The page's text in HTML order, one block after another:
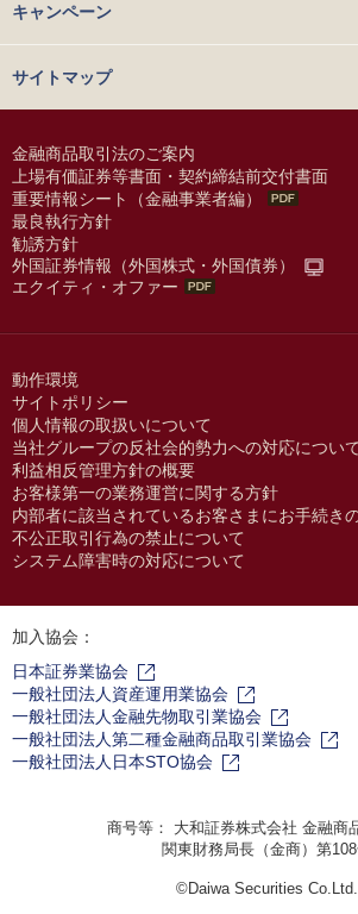
キャンペーン
サイトマップ
金融商品取引法のご案内
上場有価証券等書面・契約締結前交付書面
重要情報シート（金融事業者編）
最良執行方針
勧誘方針
外国証券情報（外国株式・外国債券）
エクイティ・オファー
動作環境
サイトポリシー
個人情報の取扱いについて
当社グループの反社会的勢力への対応につい
利益相反管理方針の概要
お客様第一の業務運営に関する方針
内部者に該当されているお客さまにお手続き
不公正取引行為の禁止について
システム障害時の対応について
加入協会：
日本証券業協会
一般社団法人資産運用業協会
一般社団法人金融先物取引業協会
一般社団法人第二種金融商品取引業協会
一般社団法人日本STO協会
商号等： 大和証券株式会社 金融商
関東財務局長（金商）第
©Daiwa Securities Co.Ltd.